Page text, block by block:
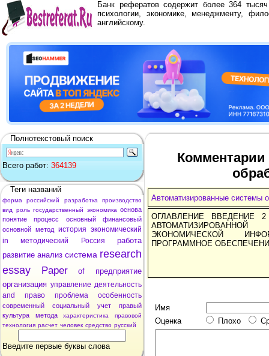
Банк рефератов содержит более 364
психологии, экономике, менеджменту,
английскому.
Полнотекстовый поиск
Всего работ: 364139
Теги названий
форма российский разработка
производство
вид
роль государственный экономика основа
понятие
процесс основный
финансовый
основной метод история экономический
in
методический Россия
работа
развитие анализ система research
essay
Paper of
предприятие
организация управление деятельность
and
право проблема особенность
современный социальный учет
правый
культура
метода характеристика
правовой
технология расчет человек средство русский
Введите первые буквы слова
Автоматизированные системы
ОГЛАВЛЕНИЕ ВВЕДЕНИЕ
ЭКОНОМИЧЕСКОЙ
ПРОГРАММНОЕ
Имя
Оценка
Плохо